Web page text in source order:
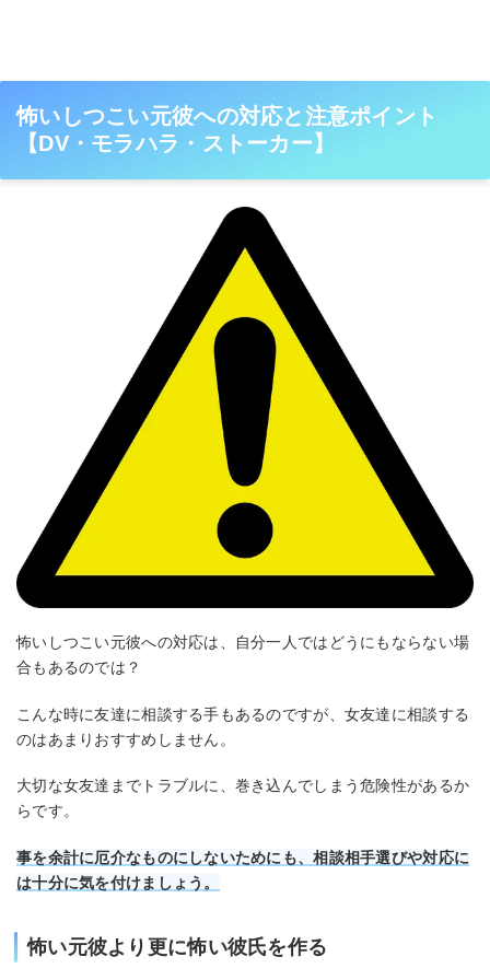
怖いしつこい元彼への対応と注意ポイント
【DV・モラハラ・ストーカー】
怖いしつこい元彼への対応は、自分一人ではどうにもならない場
合もあるのでは？
こんな時に友達に相談する手もあるのですが、女友達に相談する
のはあまりおすすめしません。
大切な女友達までトラブルに、巻き込んでしまう危険性があるか
らです。
事を余計に厄介なものにしないためにも、相談相手選びや対応に
は十分に気を付けましょう。
怖い元彼より更に怖い彼氏を作る